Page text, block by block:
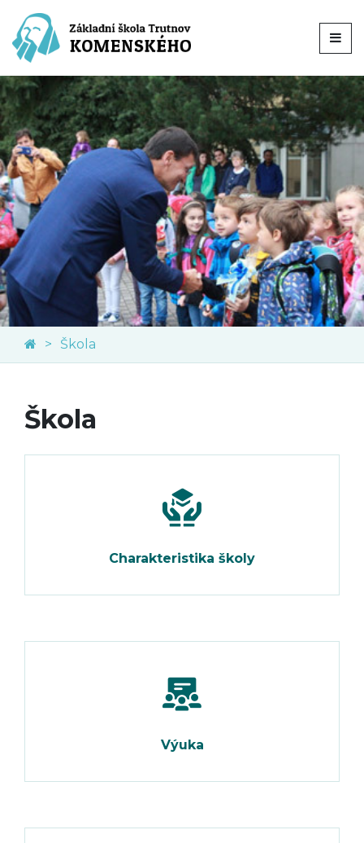
Škola
Škola
Charakteristika školy
Výuka